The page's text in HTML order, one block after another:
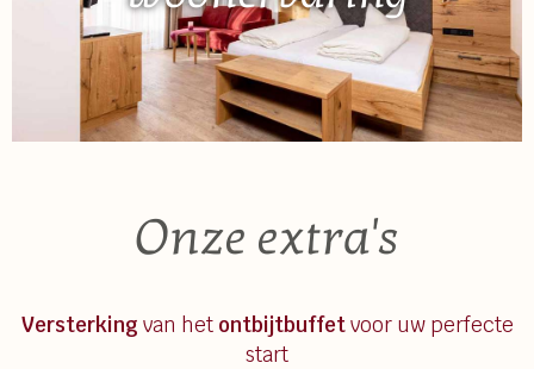
Onze extra's
Versterking van het ontbijtbuffetvoor uw perfecte
start